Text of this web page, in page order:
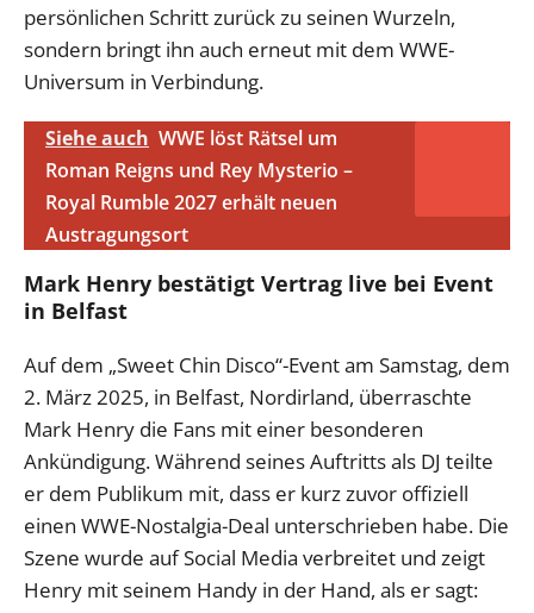
persönlichen Schritt zurück zu seinen Wurzeln,
sondern bringt ihn auch erneut mit dem WWE-
Universum in Verbindung.
Siehe auch WWE löst Rätsel um
Roman Reigns und Rey Mysterio –
Royal Rumble 2027 erhält neuen
Austragungsort
Mark Henry bestätigt Vertrag live bei Event
in Belfast
Auf dem „Sweet Chin Disco“-Event am Samstag, dem
2. März 2025, in Belfast, Nordirland, überraschte
Mark Henry die Fans mit einer besonderen
Ankündigung. Während seines Auftritts als DJ teilte
er dem Publikum mit, dass er kurz zuvor offiziell
einen WWE-Nostalgia-Deal unterschrieben habe. Die
Szene wurde auf Social Media verbreitet und zeigt
Henry mit seinem Handy in der Hand, als er sagt: